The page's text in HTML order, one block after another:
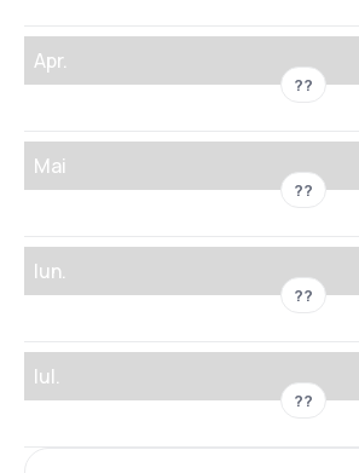
Apr.
??
Mai
??
Iun.
??
Iul.
??